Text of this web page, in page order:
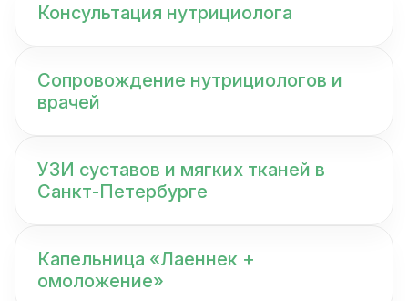
Консультация нутрициолога
Сопровождение нутрициологов и
врачей
УЗИ суставов и мягких тканей в
Санкт-Петербурге
Капельница «Лаеннек +
омоложение»